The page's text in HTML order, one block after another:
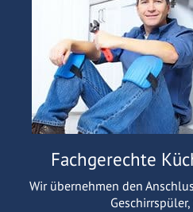
Fachgerechte
Wir übernehmen den